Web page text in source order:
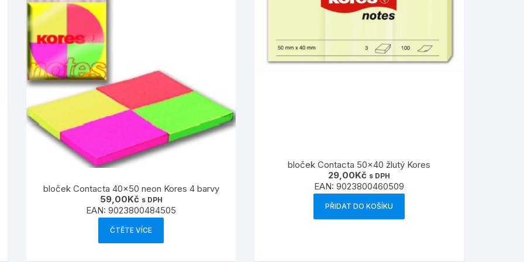
a
hudební nástroje
igráčci
odrážedla, koloběžky
plyšové
štětce a palety
šablony
nůžky
barevné papíry a kartony
tiskopisysamolepky
tetování
kreativní sešity
bloček Contacta 40×50 neon Kores 4 barvy
59,00Kč s DPH
EAN: 9023800484505
ČTĚTE VÍCE
bloček Contacta 50×40 žlutý Kores
29,00Kč s DPH
EAN: 9023800460509
PŘIDAT DO KOŠÍKU